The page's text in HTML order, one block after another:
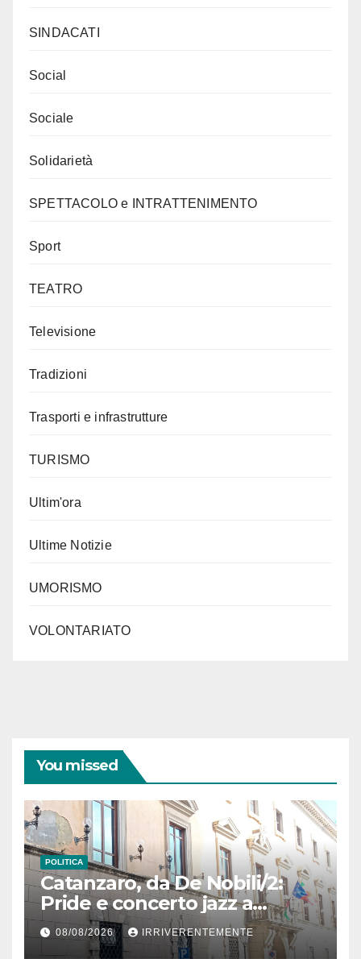
SINDACATI
Social
Sociale
Solidarietà
SPETTACOLO e INTRATTENIMENTO
Sport
TEATRO
Televisione
Tradizioni
Trasporti e infrastrutture
TURISMO
Ultim'ora
Ultime Notizie
UMORISMO
VOLONTARIATO
You missed
POLITICA
Catanzaro, da De Nobili/2:
Pride e concerto jazz a
Bellavista: le modifiche a
viabilità e sosta in vigore oggi
08/08/2026 IRRIVERENTEMENTE